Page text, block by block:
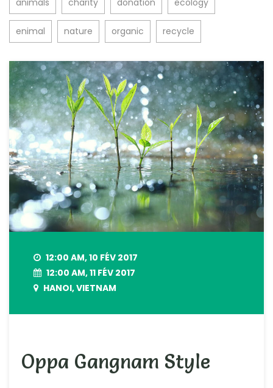
enimal nature organic recycle
12:00 AM, 10 FÉV 2017
12:00 AM, 11 FÉV 2017
HANOI, VIETNAM
Oppa Gangnam Style